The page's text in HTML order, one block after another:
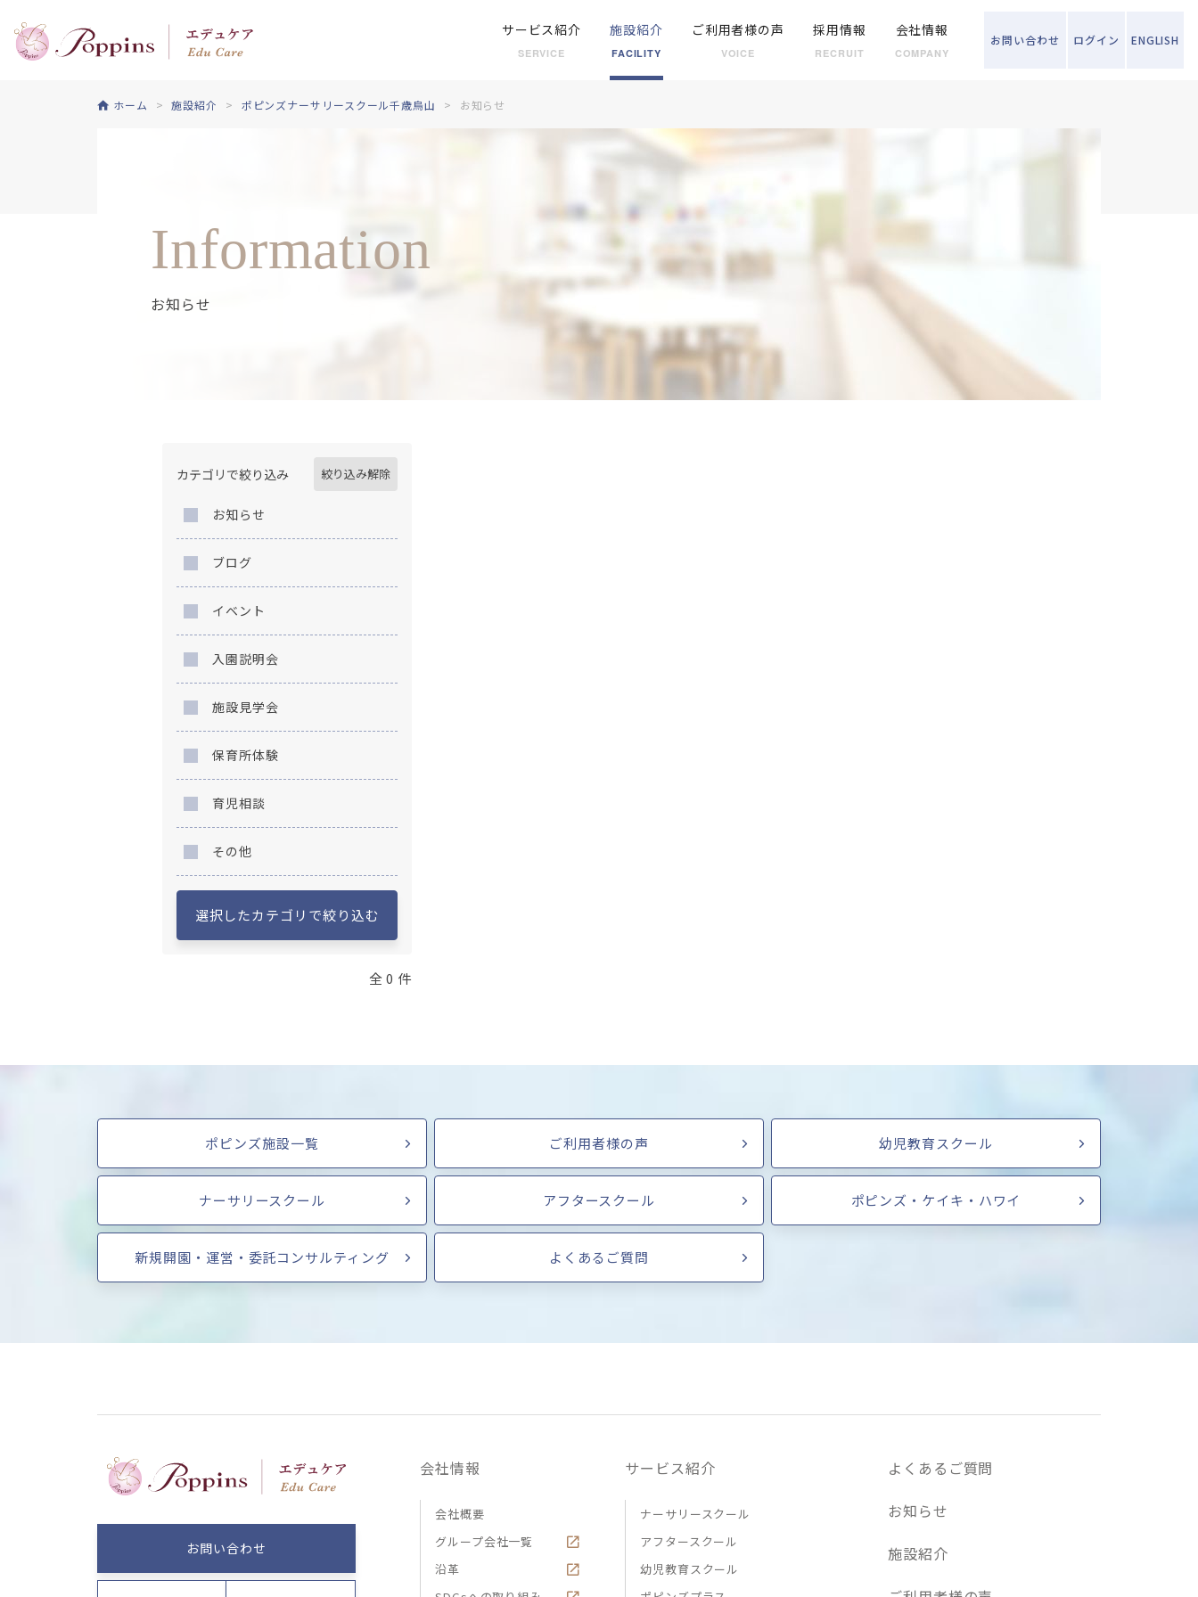
ログイン
お問い合わせ ENGLISH
サービス紹介
SERVICE
施設紹介
FACILITY
ご利用者様の声
VOICE
採用情報
RECRUIT
会社情報
COMPANY
ホーム 施設紹介 ポピンズナーサリースクール千歳烏山 お知らせ
Information
お知らせ
全 0 件
カテゴリで絞り込み 絞り込み解除
お知らせ
ブログ
イベント
入園説明会
施設見学会
保育所体験
育児相談
その他
選択したカテゴリで絞り込む
ポピンズ施設一覧 ご利用者様の声 幼児教育スクール
ナーサリースクール アフタースクール ポピンズ・ケイキ・ハワイ
新規開園・運営・委託コンサルティング よくあるご質問
お問い合わせ
会社情報
会社概要
グループ会社一覧
沿革
サービス紹介
ナーサリースクール
アフタースクール
幼児教育スクール
よくあるご質問
お知らせ
施設紹介